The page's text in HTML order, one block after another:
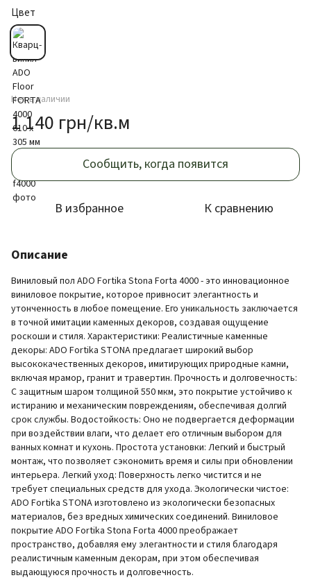
Цвет
Нет в наличии
1 140 грн/кв.м
Сообщить, когда появится
В избранное К сравнению
Описание
Виниловый пол ADO Fortika Stona Forta 4000 - это инновационное
виниловое покрытие, которое привносит элегантность и
утонченность в любое помещение. Его уникальность заключается
в точной имитации каменных декоров, создавая ощущение
роскоши и стиля. Характеристики: Реалистичные каменные
декоры: ADO Fortika STONA предлагает широкий выбор
высококачественных декоров, имитирующих природные камни,
включая мрамор, гранит и травертин. Прочность и долговечность:
С защитным шаром толщиной 550 мкм, это покрытие устойчиво к
истиранию и механическим повреждениям, обеспечивая долгий
срок службы. Водостойкость: Оно не подвергается деформации
при воздействии влаги, что делает его отличным выбором для
ванных комнат и кухонь. Простота установки: Легкий и быстрый
монтаж, что позволяет сэкономить время и силы при обновлении
интерьера. Легкий уход: Поверхность легко чистится и не
требует специальных средств для ухода. Экологически чистое:
ADO Fortika STONA изготовлено из экологически безопасных
материалов, без вредных химических соединений. Виниловое
покрытие ADO Fortika Stona Forta 4000 преображает
пространство, добавляя ему элегантности и стиля благодаря
реалистичным каменным декорам, при этом обеспечивая
выдающуюся прочность и долговечность.